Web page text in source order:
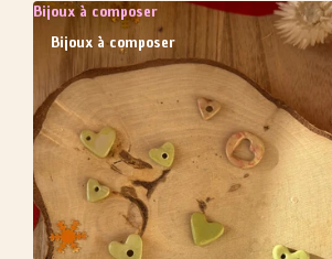
Bijoux à composer
Bijoux à composer